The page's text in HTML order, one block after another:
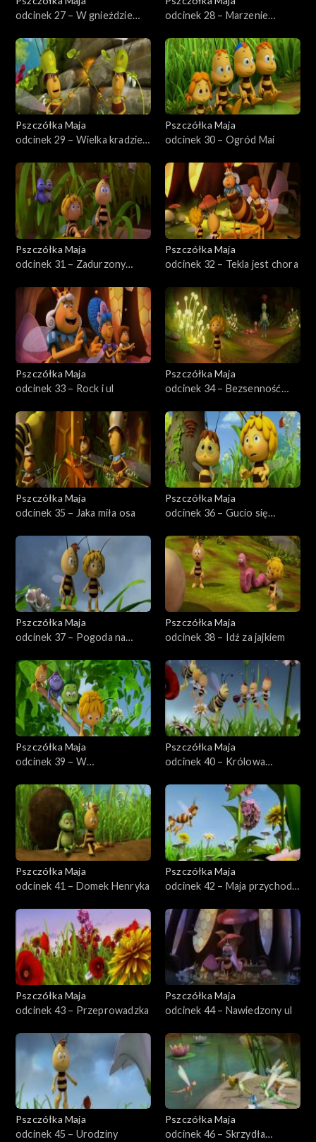
odcinek 27 – W gnieździe
odcinek 28 – Marzenie
Pszczółka Maja
odcinek 29 – Wielka kradzież
Pszczółka Maja
odcinek 30 – Ogród Mai
Pszczółka Maja
odcinek 31 – Zadurzony
Pszczółka Maja
odcinek 32 – Tekla jest chora
Pszczółka Maja
odcinek 33 – Rock i ul
Pszczółka Maja
odcinek 34 – Bezsenność
Pszczółka Maja
odcinek 35 – Jaka miła osa
Pszczółka Maja
odcinek 36 – Gucio się
Pszczółka Maja
odcinek 37 – Pogoda na
Pszczółka Maja
odcinek 38 – Idź za jajkiem
Pszczółka Maja
odcinek 39 – W
Pszczółka Maja
odcinek 40 – Królowa
Pszczółka Maja
odcinek 41 – Domek Henryka
Pszczółka Maja
odcinek 42 – Maja przychodzi
Pszczółka Maja
odcinek 43 – Przeprowadzka
Pszczółka Maja
odcinek 44 – Nawiedzony ul
Pszczółka Maja
odcinek 45 – Urodziny
Pszczółka Maja
odcinek 46 – Skrzydła